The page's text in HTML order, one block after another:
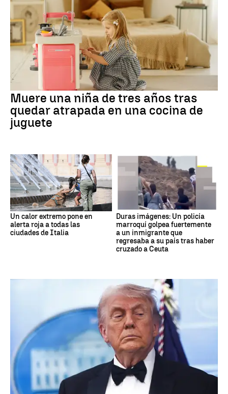
Muere una niña de tres años tras
quedar atrapada en una cocina de
juguete
Un calor extremo pone en
alerta roja a todas las
ciudades de Italia
Duras imágenes: Un policía
marroquí golpea fuertemente
a un inmigrante que
regresaba a su país tras haber
cruzado a Ceuta
DONALD TRUMP